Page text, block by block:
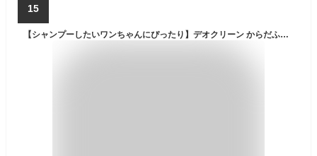
15
【シャンプーしたいワンちゃんにぴったり】デオクリーン からだふきシート [無添加] アルコール、プロピレングリコール、パラベン、香り付き 厚手・超大判 28枚×3個 小型犬・高齢犬・猫用 [ボディシート/シャンプータオル]